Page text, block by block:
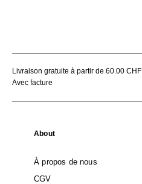
Livraison gratuite à partir de 60.00 CHF
Avec facture
About
À propos de nous
CGV